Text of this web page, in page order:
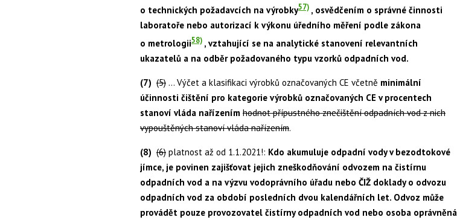
o technických požadavcích na výrobky57) , osvědčením o správné činnosti
laboratoře nebo autorizací k výkonu úředního měření podle zákona
o metrologii58) , vztahující se na analytické stanovení relevantních
ukazatelů a na odběr požadovaného typu vzorků odpadních vod.
(7) (5) … Výčet a klasifikaci výrobků označovaných CE včetně minimální
účinnosti čištění pro kategorie výrobků označovaných CE v procentech
stanoví vláda nařízením hodnot přípustného znečištění odpadních vod z nich
vypouštěných stanoví vláda nařízením.
(8) (6) platnost až od 1.1.2021!: Kdo akumuluje odpadní vody v bezodtokové
jímce, je povinen zajišťovat jejich zneškodňování odvozem na čistírnu
odpadních vod a na výzvu vodoprávního úřadu nebo ČIŽ doklady o odvozu
odpadních vod za období posledních dvou kalendářních let. Odvoz může
provádět pouze provozovatel čistírny odpadních vod nebo osoba oprávněná